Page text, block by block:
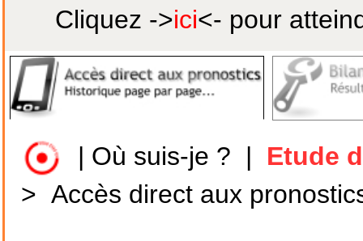
Cliquez ->ici<- pour
Où suis-je ?
Etude
>Accès direct aux